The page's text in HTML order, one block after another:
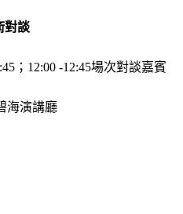
對談
；12:00 -12:45場次對談嘉賓
海演講廳